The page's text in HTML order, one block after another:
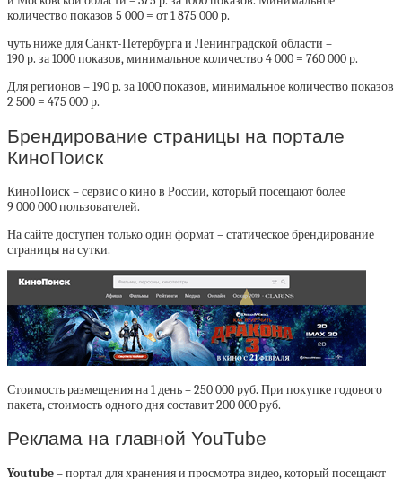
количество показов 5 000 = от 1 875 000 р.
чуть ниже для Санкт-Петербурга и Ленинградской области –
190 р. за 1000 показов, минимальное количество 4 000 = 760 000 р.
Для регионов – 190 р. за 1000 показов, минимальное количество показов
2 500 = 475 000 р.
Брендирование страницы на портале
КиноПоиск
КиноПоиск – сервис о кино в России, который посещают более
9 000 000 пользователей.
На сайте доступен только один формат – статическое брендирование
страницы на сутки.
Стоимость размещения на 1 день – 250 000 руб. При покупке годового
пакета, стоимость одного дня составит 200 000 руб.
Реклама на главной YouTube
Youtube– портал для хранения и просмотра видео, который посещают